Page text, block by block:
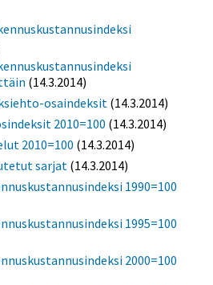
(14.3.2014)
osaindeksit (14.3.2014)
2010=100 (14.3.2014)
2010=100 (14.3.2014)
sarjat (14.3.2014)
1990=100
1995=100
2000=100